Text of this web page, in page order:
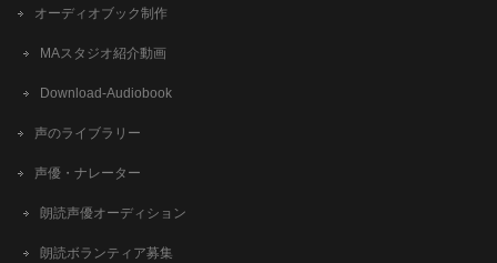
オーディオブック制作
MAスタジオ紹介動画
Download-Audiobook
声のライブラリー
声優・ナレーター
朗読声優オーディション
朗読ボランティア募集